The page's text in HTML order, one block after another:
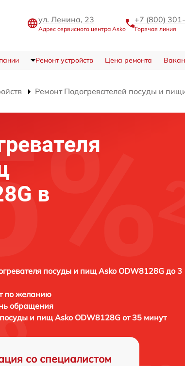
ул. Ленина, 23
Адрес сервисного центра Asko
+7 (800)
Горячая линия
Ремонт устройств Цена ремонта
Ремонт Подогревателей посуды и
в
посуды и пищ Asko ODW8128G до 3
по желанию
обращения
и пищ Asko ODW8128G от 35 минут
со специалистом